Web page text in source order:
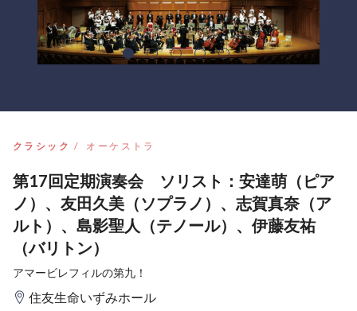
クラシック オーケストラ
第17回定期演奏会 ソリスト：安達萌（ピア
ノ）、友田久美（ソプラノ）、志賀真奈（ア
ルト）、島影聖人（テノール）、伊藤友祐
（バリトン）
アマービレフィルの第九！
住友生命いずみホール